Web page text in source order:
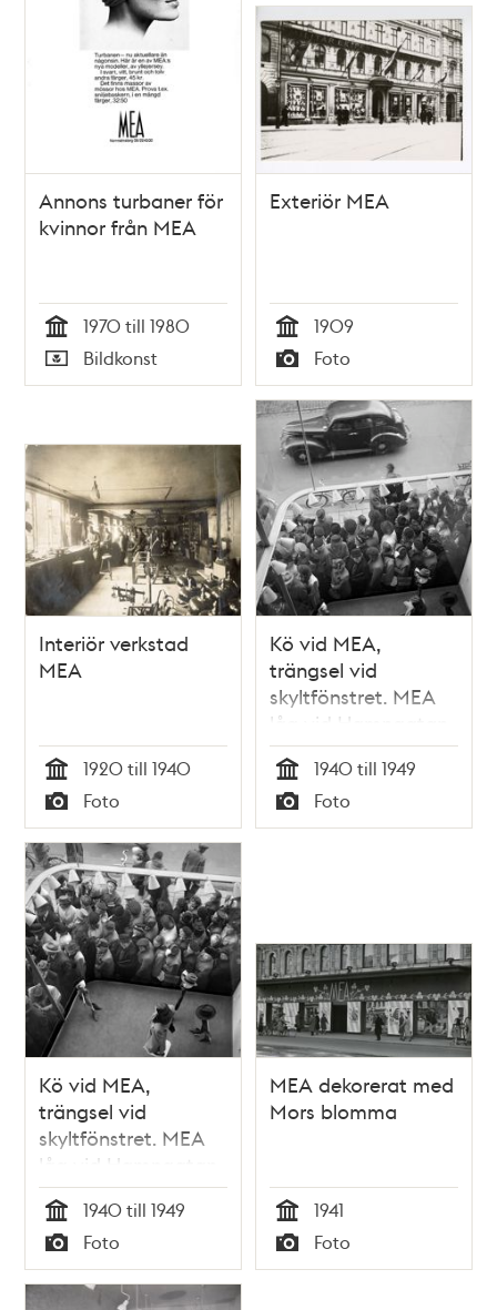
Annons turbaner för
kvinnor från MEA
Tid
1970 till 1980
Typ
Bildkonst
Exteriör MEA
Tid
1909
Typ
Foto
Interiör verkstad
MEA
Tid
1920 till 1940
Typ
Foto
Kö vid MEA,
trängsel vid
skyltfönstret. MEA
låg vid Hamngatan
3 mellan 1883 och
1985
Tid
1940 till 1949
Typ
Foto
Kö vid MEA,
trängsel vid
skyltfönstret. MEA
låg vid Hamngatan
3 mellan 1883 och
1985
Tid
1940 till 1949
Typ
Foto
MEA dekorerat med
Mors blomma
Tid
1941
Typ
Foto